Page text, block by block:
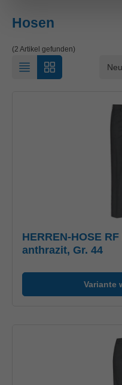
Hosen
(2 Artikel gefunden)
HERREN-HOSE
anthrazit, Gr. 44
Variante